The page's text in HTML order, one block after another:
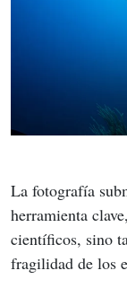
La fotografía
herramienta
científicos, sino
fragilidad de los